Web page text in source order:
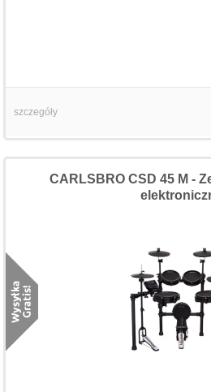
szczegóły
CARLSBRO CSD 45 M -